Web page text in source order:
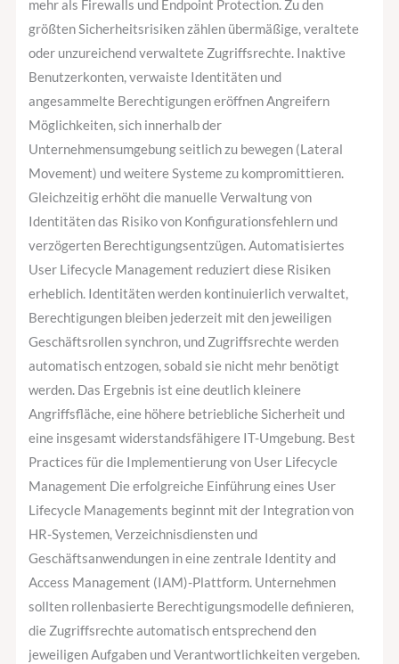
mehr als Firewalls und Endpoint Protection. Zu den
größten Sicherheitsrisiken zählen übermäßige, veraltete
oder unzureichend verwaltete Zugriffsrechte. Inaktive
Benutzerkonten, verwaiste Identitäten und
angesammelte Berechtigungen eröffnen Angreifern
Möglichkeiten, sich innerhalb der
Unternehmensumgebung seitlich zu bewegen (Lateral
Movement) und weitere Systeme zu kompromittieren.
Gleichzeitig erhöht die manuelle Verwaltung von
Identitäten das Risiko von Konfigurationsfehlern und
verzögerten Berechtigungsentzügen. Automatisiertes
User Lifecycle Management reduziert diese Risiken
erheblich. Identitäten werden kontinuierlich verwaltet,
Berechtigungen bleiben jederzeit mit den jeweiligen
Geschäftsrollen synchron, und Zugriffsrechte werden
automatisch entzogen, sobald sie nicht mehr benötigt
werden. Das Ergebnis ist eine deutlich kleinere
Angriffsfläche, eine höhere betriebliche Sicherheit und
eine insgesamt widerstandsfähigere IT-Umgebung. Best
Practices für die Implementierung von User Lifecycle
Management Die erfolgreiche Einführung eines User
Lifecycle Managements beginnt mit der Integration von
HR-Systemen, Verzeichnisdiensten und
Geschäftsanwendungen in eine zentrale Identity and
Access Management (IAM)-Plattform. Unternehmen
sollten rollenbasierte Berechtigungsmodelle definieren,
die Zugriffsrechte automatisch entsprechend den
jeweiligen Aufgaben und Verantwortlichkeiten vergeben.